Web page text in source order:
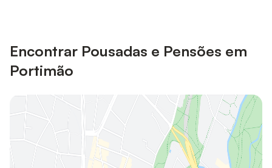
Encontrar Pousadas e Pensões em
Portimão